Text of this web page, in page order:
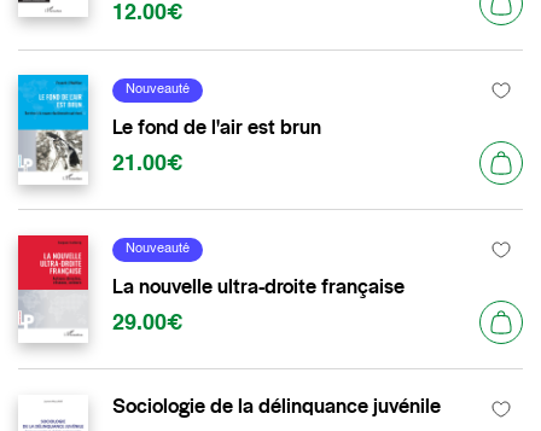
12.00€
Nouveauté
Le fond de l'air est brun
21.00€
Nouveauté
La nouvelle ultra-droite française
29.00€
Sociologie de la délinquance juvénile